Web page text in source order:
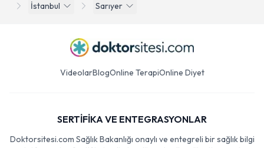
İstanbul
Sarıyer
VideolarBlogOnline TerapiOnline Diyet
SERTİFİKA VE ENTEGRASYONLAR
Doktorsitesi.com Sağlık Bakanlığı onaylı ve entegreli bir sağlık bilgi